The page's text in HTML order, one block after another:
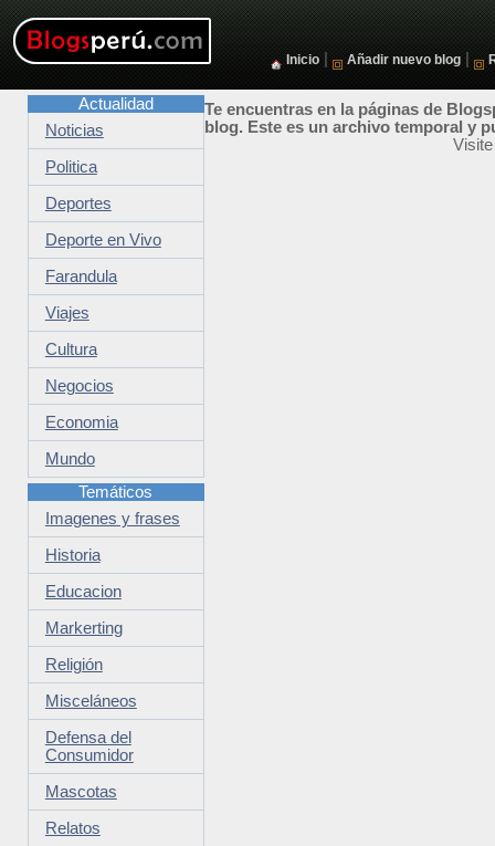
Inicio Añadir nuevo blog
Te encuentras en la páginas de
blog. Este es un archivo temporal y
Actualidad
Noticias
Politica
Deportes
Deporte en Vivo
Farandula
Viajes
Cultura
Negocios
Economia
Mundo
Temáticos
Imagenes y frases
Historia
Educacion
Markerting
Religión
Misceláneos
Defensa del
Consumidor
Mascotas
Relatos